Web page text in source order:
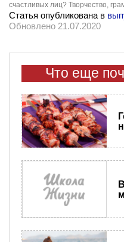
счастливых лиц? Творчество,
Статья опубликована в
Обновлено 21.07.2020
Что еще